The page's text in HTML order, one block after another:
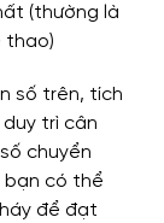
(thường là
thao)
số trên, tích
trì cân
chuyển
bạn có thể
để đạt